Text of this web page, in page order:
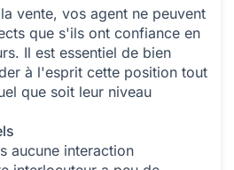
vente, vos agent ne peuvent
que s'ils ont confiance en
Il est essentiel de bien
à l'esprit cette position tout
que soit leur niveau
aucune interaction